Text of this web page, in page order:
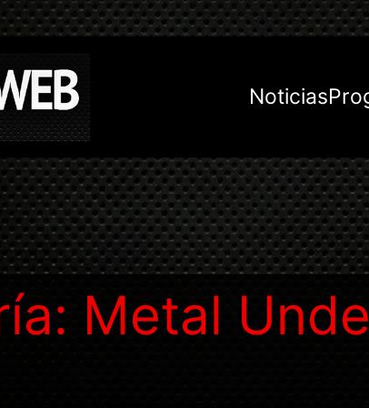
Noticias
Metal